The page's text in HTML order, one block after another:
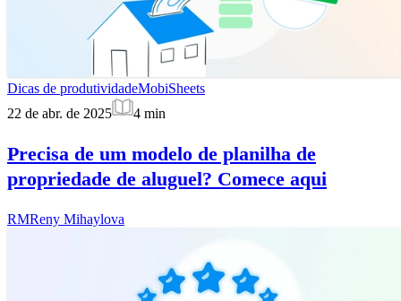
Dicas de produtividadeMobiSheets
22 de abr. de 2025
4 min
Precisa de um modelo de planilha de
propriedade de aluguel? Comece aqui
RMReny Mihaylova